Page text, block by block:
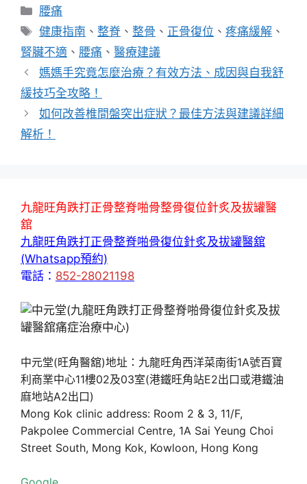
分
類
腰痛
標
籤
健康指南 、整脊 、整骨 、 正骨復位 、疼痛緩解 、
腎臟不適 、 腰痛 、 醫療建議
媽媽手究竟怎麼治療？有效方法、成因與自我舒
緩技巧全攻略！
如何改善椎間盤突出症狀？最佳方法與建議詳細
解析！
九龍旺角跌打正骨整脊啪骨整骨復位針炙及拔罐醫
舘
九龍旺角跌打正骨整脊啪骨復位針炙及拔罐醫舘
(Whatsapp預約)
電話： 852-28021198
中元堂(旺角醫舘)地址：九龍旺角西洋菜南街1A號百寶
利商業中心11樓02及03室(港鐵旺角站E2出口或港鐵油
麻地站A2出口)
Mong Kok clinic address: Room 2 & 3, 11/F,
Pakpolee Commercial Centre, 1A Sai Yeung Choi
Street South, Mong Kok, Kowloon, Hong Kong